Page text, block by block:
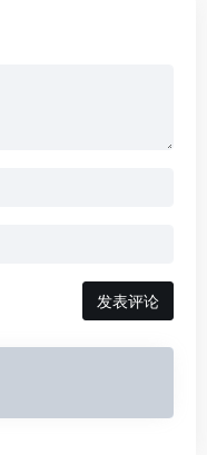
发表评论